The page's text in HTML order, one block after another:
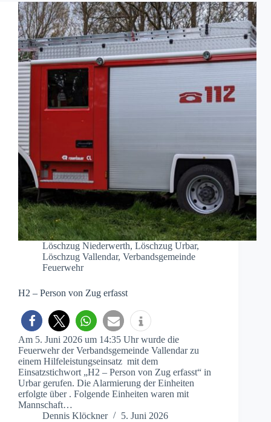
Löschzug Niederwerth, Löschzug Urbar,
Löschzug Vallendar, Verbandsgemeinde
Feuerwehr
H2 – Person von Zug erfasst
Am 5. Juni 2026 um 14:35 Uhr wurde die
Feuerwehr der Verbandsgemeinde Vallendar zu
einem Hilfeleistungseinsatz mit dem
Einsatzstichwort „H2 – Person von Zug erfasst“ in
Urbar gerufen. Die Alarmierung der Einheiten
erfolgte über . Folgende Einheiten waren mit
Mannschaft…
Dennis Klöckner
5. Juni 2026